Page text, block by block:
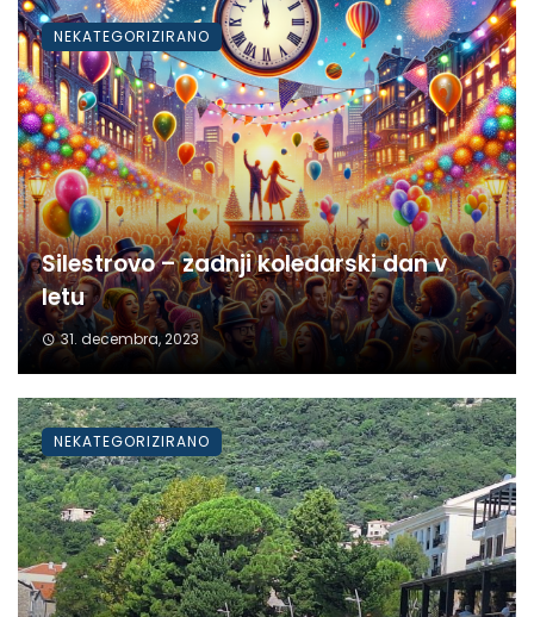
Silestrovo – zadnji koledarski dan v
letu
31. decembra, 2023
NEKATEGORIZIRANO
NEKATEGORIZIRANO